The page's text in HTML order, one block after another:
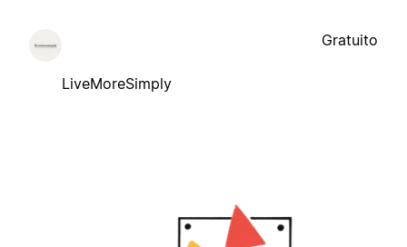
LiveMoreSimply
Gratuito